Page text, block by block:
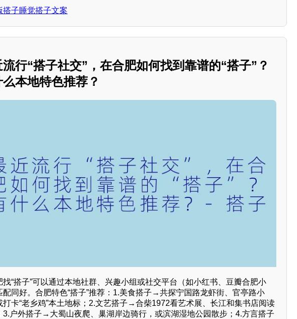
搭子睡觉搭子文案
行“搭子社交”，在合肥如何找到靠谱的“搭子”？
本地特色推荐？
找“搭子”可以通过本地社群、兴趣小组或社交平台（如小红书、豆瓣合肥小
配同好。合肥特色“搭子”推荐：1.美食搭子→共探宁国路龙虾街、官亭路小
打卡“老乡鸡”本土地标；2.文艺搭子→合柴1972看艺术展、长江和集书店阅读
3.户外搭子→大蜀山夜爬、巢湖岸边骑行，或滨湖湿地公园散步；4.方言搭子